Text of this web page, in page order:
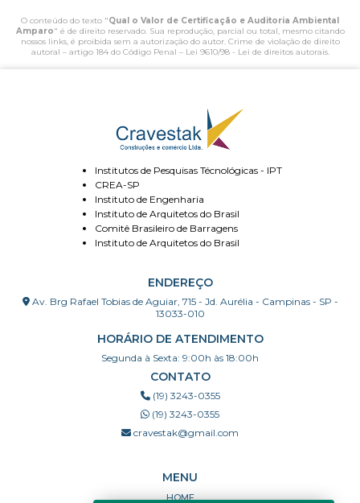
O conteúdo do texto "Qual o Valor de Certificação e Auditoria Ambiental
Amparo" é de direito reservado. Sua reprodução, parcial ou total, mesmo citando
nossos links, é proibida sem a autorização do autor. Crime de violação de direito
autoral – artigo 184 do Código Penal – Lei 9610/98 - Lei de direitos autorais.
Institutos de Pesquisas Técnológicas - IPT
CREA-SP
Instituto de Engenharia
Instituto de Arquitetos do Brasil
Comitê Brasileiro de Barragens
Instituto de Arquitetos do Brasil
ENDEREÇO
Av. Brg Rafael Tobias de Aguiar, 715 - Jd. Aurélia - Campinas - SP -
13033-010
HORÁRIO DE ATENDIMENTO
Segunda à Sexta: 9:00h às 18:00h
CONTATO
(19) 3243-0355
(19) 3243-0355
cravestak@gmail.com
MENU
HOME